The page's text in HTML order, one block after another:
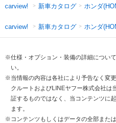
carview! 新車カタログ ホンダ
carview! 新車カタログ ホンダ
※仕様・オプション・装備の詳細につい
い。
※当情報の内容は各社により予告なく変
クルートおよびLINEヤフー株式会社は
証するものではなく、当コンテンツに
ます。
※コンテンツもしくはデータの全部また